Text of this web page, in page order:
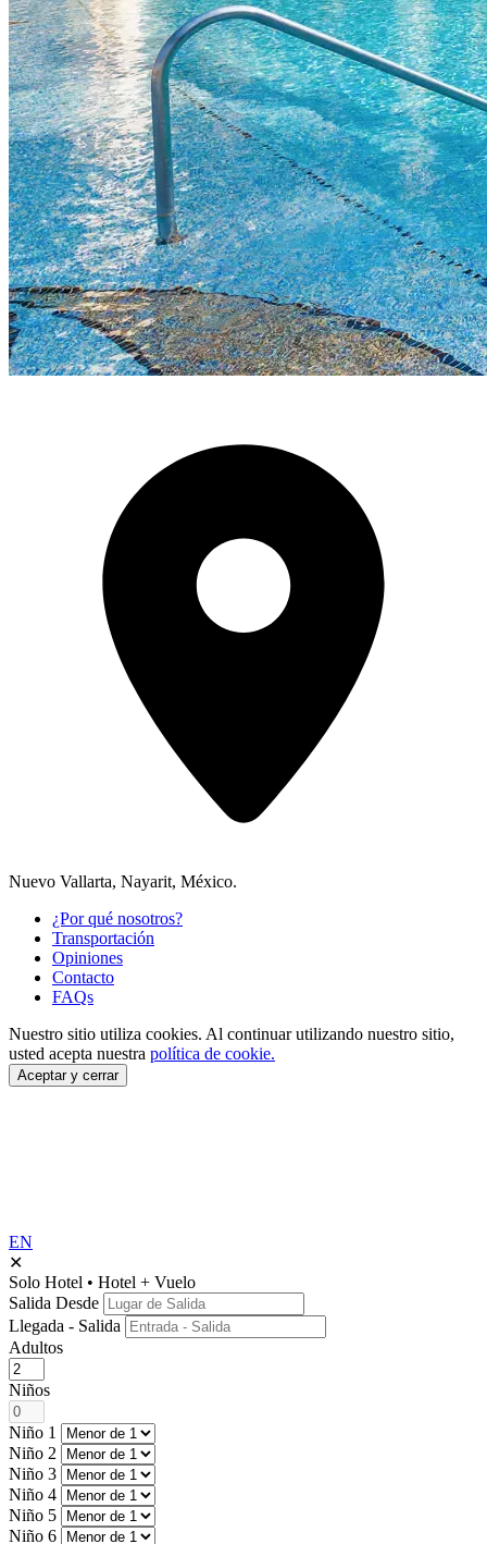
Nuevo Vallarta, Nayarit, México.
¿Por qué nosotros?
Transportación
Opiniones
Contacto
FAQs
Nuestro sitio utiliza cookies. Al continuar utilizando nuestro sitio,
usted acepta nuestra política de cookie.
Aceptar y cerrar
EN
✕
Solo Hotel • Hotel + Vuelo
Salida Desde
Llegada - Salida
Adultos
Niños
Niño 1
Niño 2
Niño 3
Niño 4
Niño 5
Niño 6